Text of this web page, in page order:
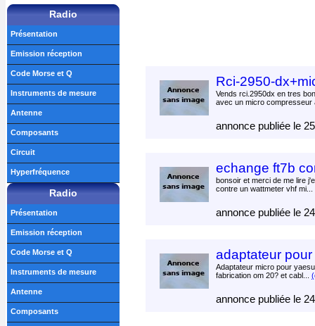
Rci-2950-
Vends rci.2950dx en tres
avec un micro compresseur
annonce publiée le
echange ft7b
bonsoir et merci de me lire
contre un wattmeter vhf mi...
annonce publiée le
adaptateur
Adaptateur micro pour
fabrication om 20? et cabl...
annonce publiée le
Radio
Présentation
Emission réception
Code Morse et Q
Instruments de mesure
Antenne
Composants
Circuit
Hyperfréquence
Radio
Présentation
Emission réception
Code Morse et Q
Instruments de mesure
Antenne
Composants